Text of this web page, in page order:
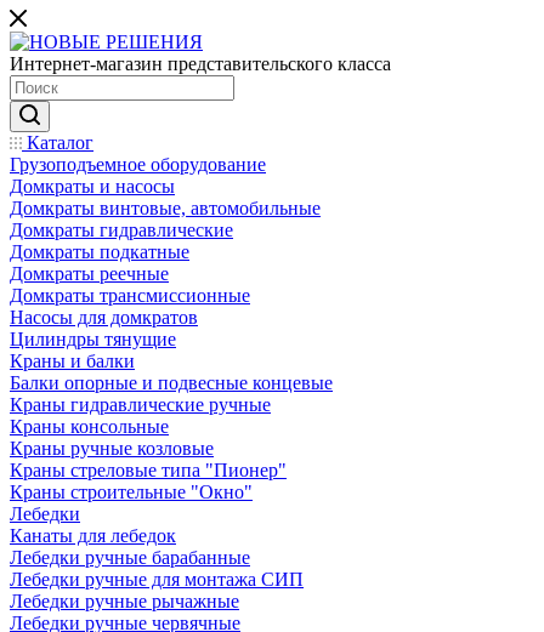
Интернет-магазин представительского класса
Каталог
Грузоподъемное оборудование
Домкраты и насосы
Домкраты винтовые, автомобильные
Домкраты гидравлические
Домкраты подкатные
Домкраты реечные
Домкраты трансмиссионные
Насосы для домкратов
Цилиндры тянущие
Краны и балки
Балки опорные и подвесные концевые
Краны гидравлические ручные
Краны консольные
Краны ручные козловые
Краны стреловые типа "Пионер"
Краны строительные "Окно"
Лебедки
Канаты для лебедок
Лебедки ручные барабанные
Лебедки ручные для монтажа СИП
Лебедки ручные рычажные
Лебедки ручные червячные